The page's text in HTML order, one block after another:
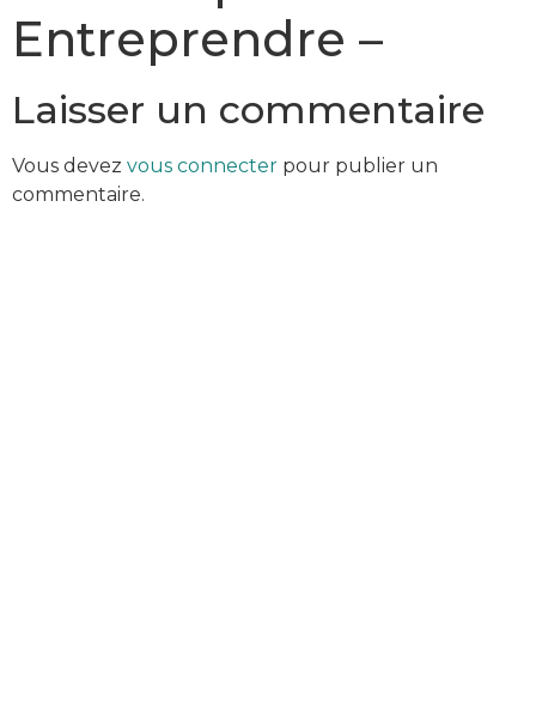
Entreprendre –
Laisser un commentaire
Vous devez vous connecter pour publier un
commentaire.